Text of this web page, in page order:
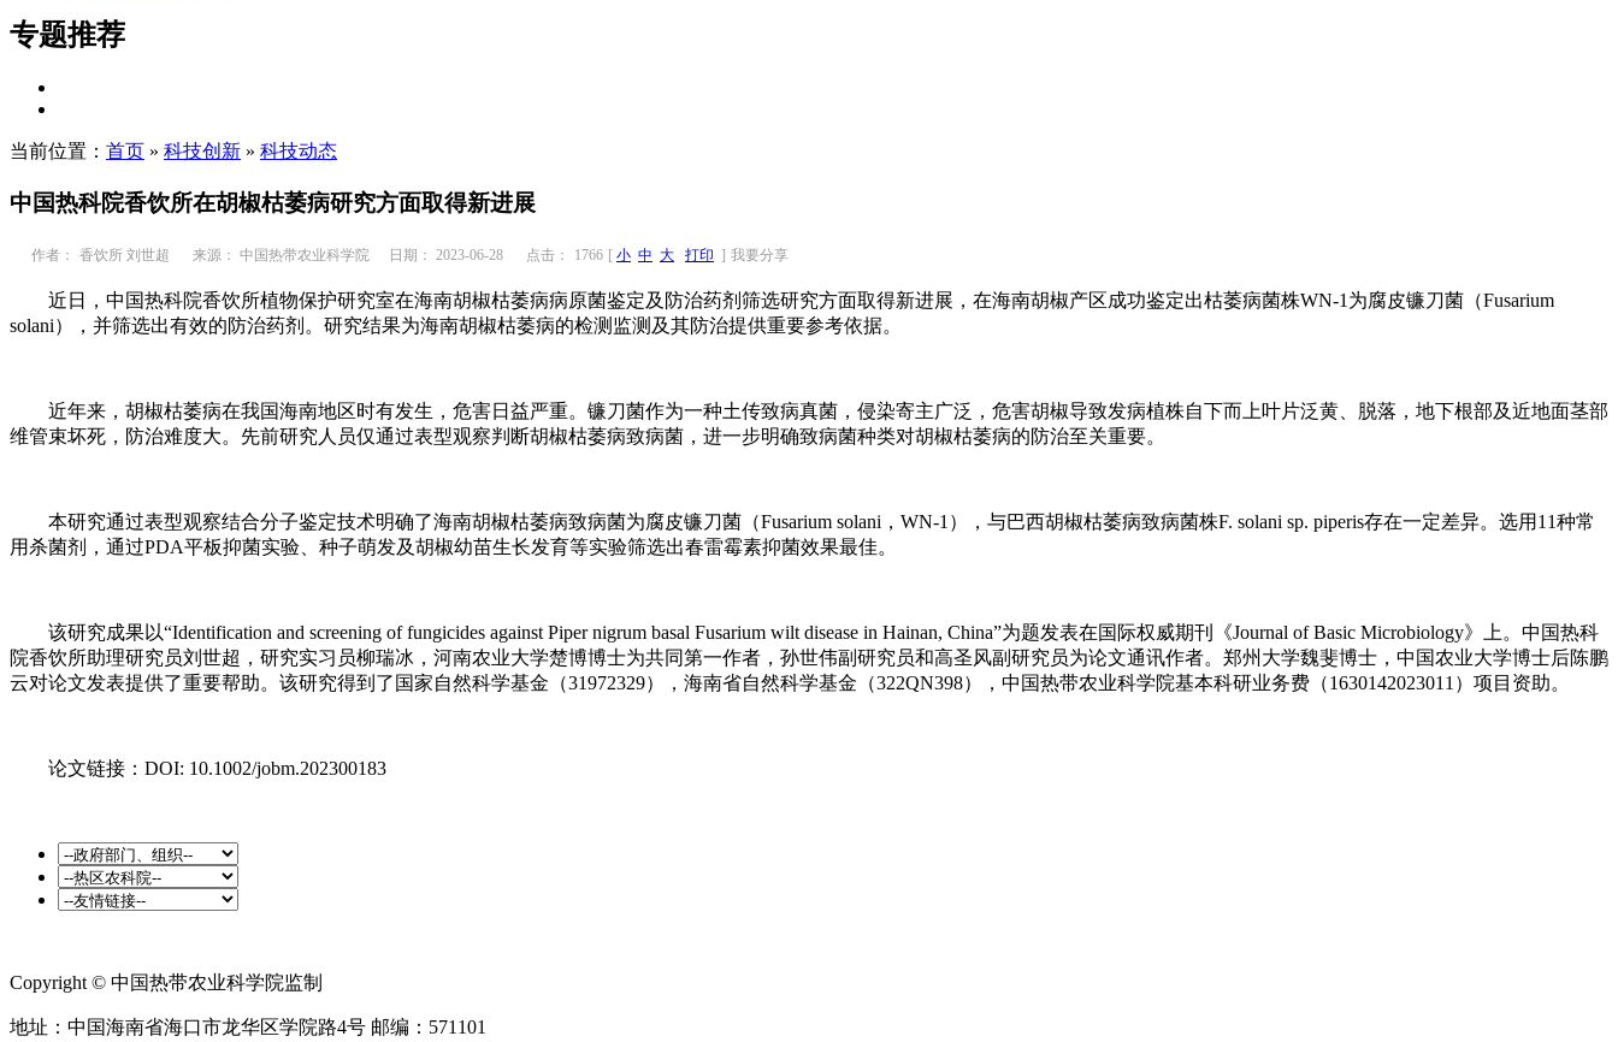
专题推荐
当前位置： 首页 » 科技创新 » 科技动态
中国热科院香饮所在胡椒枯萎病研究方面取得新进展
作者： 香饮所 刘世超 来源： 中国热带农业科学院 日期： 2023-06-28 点击： 1766 [ 小 中 大 打印 ] 我要分享
近日，中国热科院香饮所植物保护研究室在海南胡椒枯萎病病原菌鉴定及防治药剂筛选研究方面取得新进展，在海南胡椒产区成功鉴定出枯萎病菌株WN-1为腐皮镰刀菌（Fusarium
solani），并筛选出有效的防治药剂。研究结果为海南胡椒枯萎病的检测监测及其防治提供重要参考依据。
近年来，胡椒枯萎病在我国海南地区时有发生，危害日益严重。镰刀菌作为一种土传致病真菌，侵染寄主广泛，危害胡椒导致发病植株自下而上叶片泛黄、脱落，地下根部及近地面茎部
维管束坏死，防治难度大。先前研究人员仅通过表型观察判断胡椒枯萎病致病菌，进一步明确致病菌种类对胡椒枯萎病的防治至关重要。
本研究通过表型观察结合分子鉴定技术明确了海南胡椒枯萎病致病菌为腐皮镰刀菌（Fusarium solani，WN-1），与巴西胡椒枯萎病致病菌株F. solani sp. piperis存在一定差异。选用11种常
用杀菌剂，通过PDA平板抑菌实验、种子萌发及胡椒幼苗生长发育等实验筛选出春雷霉素抑菌效果最佳。
该研究成果以“Identification and screening of fungicides against Piper nigrum basal Fusarium wilt disease in Hainan, China”为题发表在国际权威期刊《Journal of Basic Microbiology》上。中国热科
院香饮所助理研究员刘世超，研究实习员柳瑞冰，河南农业大学楚博博士为共同第一作者，孙世伟副研究员和高圣风副研究员为论文通讯作者。郑州大学魏斐博士，中国农业大学博士后陈鹏
云对论文发表提供了重要帮助。该研究得到了国家自然科学基金（31972329），海南省自然科学基金（322QN398），中国热带农业科学院基本科研业务费（1630142023011）项目资助。
论文链接：DOI: 10.1002/jobm.202300183
Copyright © 中国热带农业科学院监制
地址：中国海南省海口市龙华区学院路4号 邮编：571101